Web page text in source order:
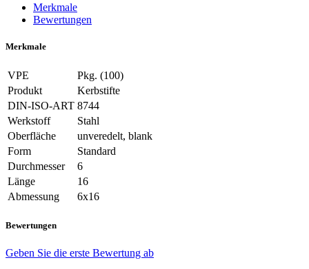
Merkmale
Bewertungen
Merkmale
VPE
Pkg. (100)
Produkt
Kerbstifte
DIN-ISO-ART 8744
Werkstoff
Stahl
Oberfläche
unveredelt, blank
Form
Standard
Durchmesser
6
Länge
16
Abmessung
6x16
Bewertungen
Geben Sie die erste Bewertung ab